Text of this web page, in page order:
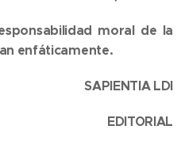
moral de la
enfáticamente.
SAPIENTIA LDI
EDITORIAL